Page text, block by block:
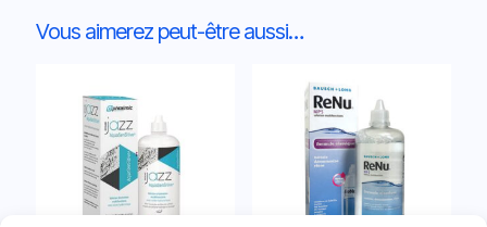
Vous aimerez peut-être aussi…